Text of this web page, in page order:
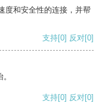
度和安全性的连接，并帮
支持[0] 反对[0]
支持[0] 反对[0]